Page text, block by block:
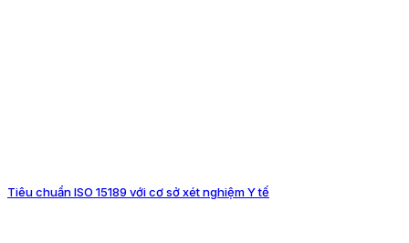
Tiêu chuẩn ISO 15189 với cơ sở xét nghiệm Y tế